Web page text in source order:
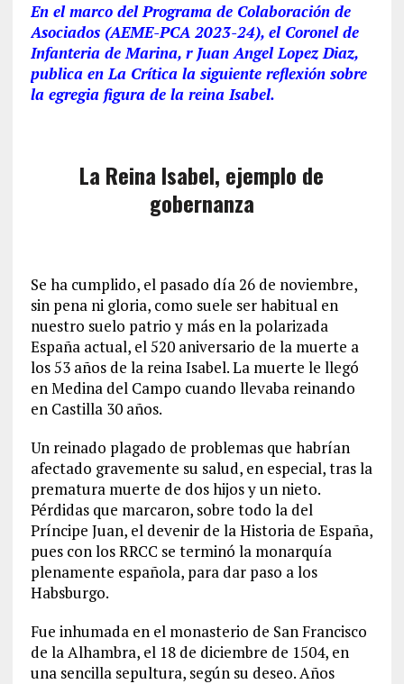
En el marco del Programa de Colaboración de
Asociados (AEME-PCA 2023-24), el Coronel de
Infanteria de Marina, r Juan Angel Lopez Diaz,
publica en La Crítica la siguiente reflexión sobre
la egregia figura de la reina Isabel.
La Reina Isabel, ejemplo de
gobernanza
Se ha cumplido, el pasado día 26 de noviembre,
sin pena ni gloria, como suele ser habitual en
nuestro suelo patrio y más en la polarizada
España actual, el 520 aniversario de la muerte a
los 53 años de la reina Isabel. La muerte le llegó
en Medina del Campo cuando llevaba reinando
en Castilla 30 años.
Un reinado plagado de problemas que habrían
afectado gravemente su salud, en especial, tras la
prematura muerte de dos hijos y un nieto.
Pérdidas que marcaron, sobre todo la del
Príncipe Juan, el devenir de la Historia de España,
pues con los RRCC se terminó la monarquía
plenamente española, para dar paso a los
Habsburgo.
Fue inhumada en el monasterio de San Francisco
de la Alhambra, el 18 de diciembre de 1504, en
una sencilla sepultura, según su deseo. Años